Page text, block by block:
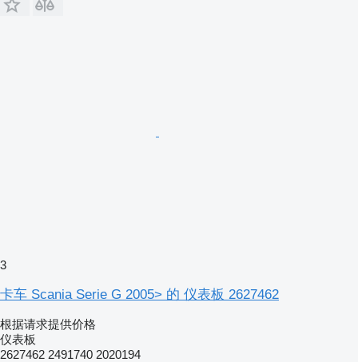
3
卡车 Scania Serie G 2005> 的 仪表板 2627462
根据请求提供价格
仪表板
2627462 2491740 2020194